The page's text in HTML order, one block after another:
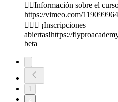
👇🏼Información sobre el
https://vimeo.com/
👨🏻‍✈️ ¡Inscripciones
abiertas!⁠https://
beta
1